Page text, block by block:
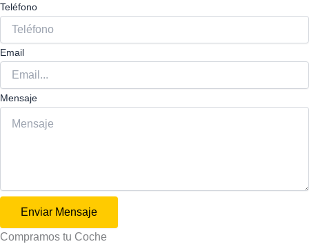
Teléfono
Email
Mensaje
Enviar Mensaje
Compramos tu Coche